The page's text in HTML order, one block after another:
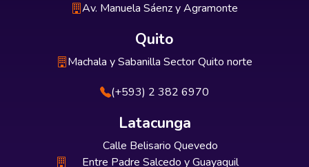
Av. Manuela Sáenz y Agramonte
Quito
Machala y Sabanilla Sector Quito norte
(+593) 2 382 6970
Latacunga
Calle Belisario Quevedo
Entre Padre Salcedo y Guayaquil